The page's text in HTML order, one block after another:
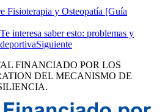
Fisioterapia y Osteopatía [Guía
interesa saber esto: problemas y
Siguiente
FINANCIADO POR LOS
DEL MECANISMO DE